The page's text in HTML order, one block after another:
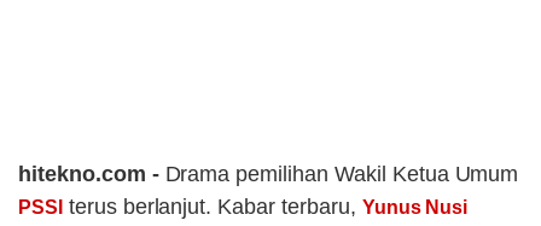
hitekno.com - Drama pemilihan Wakil Ketua Umum
PSSI terus berlanjut. Kabar terbaru, Yunus Nusi